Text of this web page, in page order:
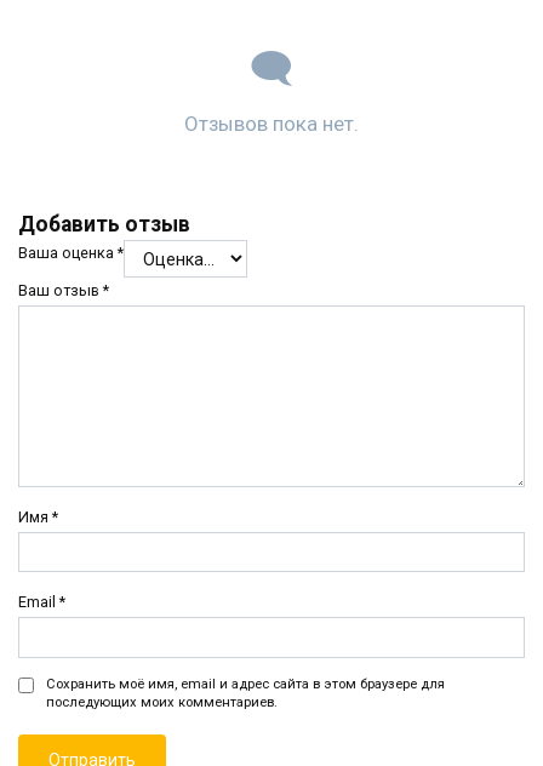
Отзывов пока нет.
Добавить отзыв
Ваша оценка*
Ваш отзыв*
Имя*
Email*
Сохранить моё имя, email и адрес сайта в этом браузере для
последующих моих комментариев.